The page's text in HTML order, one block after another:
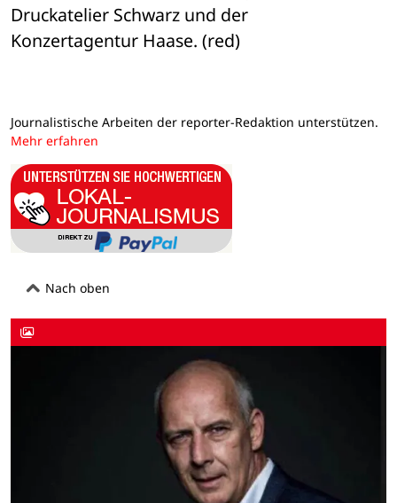
Druckatelier Schwarz und der
Konzertagentur Haase. (red)
Journalistische Arbeiten der reporter-Redaktion unterstützen.
Mehr erfahren
Nach oben